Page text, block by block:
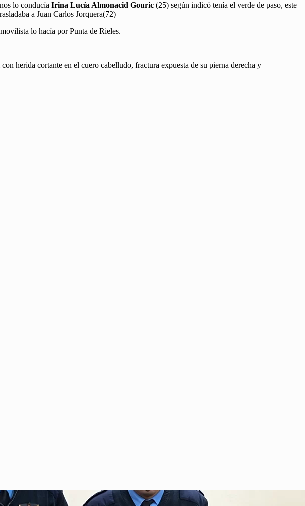
lo conducía Irina Lucía Almonacid Gouric (25) según indicó tenía el verde de paso, este
a Juan Carlos Jorquera(72)
lo hacía por Punta de Rieles.
herida cortante en el cuero cabelludo, fractura expuesta de su pierna derecha y